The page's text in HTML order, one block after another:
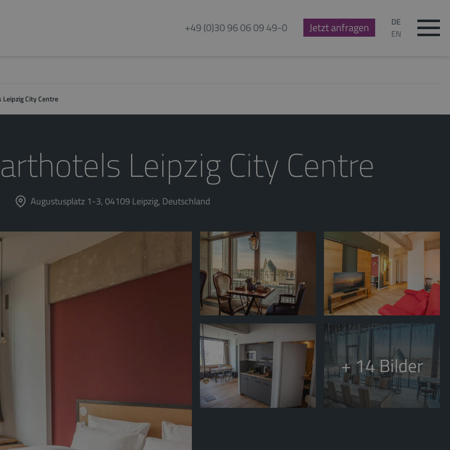
+49 (0)30 96 06 09 49-0 Jetzt anfragen
DE
EN
City Centre
Leipzig City Centre
Augustusplatz 1-3, 04109 Leipzig, Deutschland
+ 14Bilder